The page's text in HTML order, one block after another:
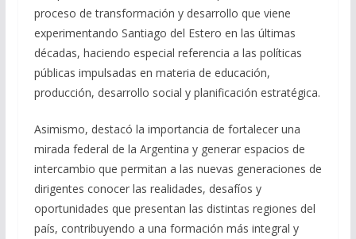
proceso de transformación y desarrollo que viene
experimentando Santiago del Estero en las últimas
décadas, haciendo especial referencia a las políticas
públicas impulsadas en materia de educación,
producción, desarrollo social y planificación estratégica.
Asimismo, destacó la importancia de fortalecer una
mirada federal de la Argentina y generar espacios de
intercambio que permitan a las nuevas generaciones de
dirigentes conocer las realidades, desafíos y
oportunidades que presentan las distintas regiones del
país, contribuyendo a una formación más integral y